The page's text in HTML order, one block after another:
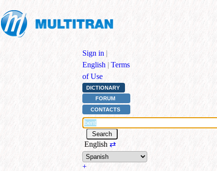
Sign in |
English | Terms
of Use
DICTIONARY
FORUM
CONTACTS
English ⇄
+